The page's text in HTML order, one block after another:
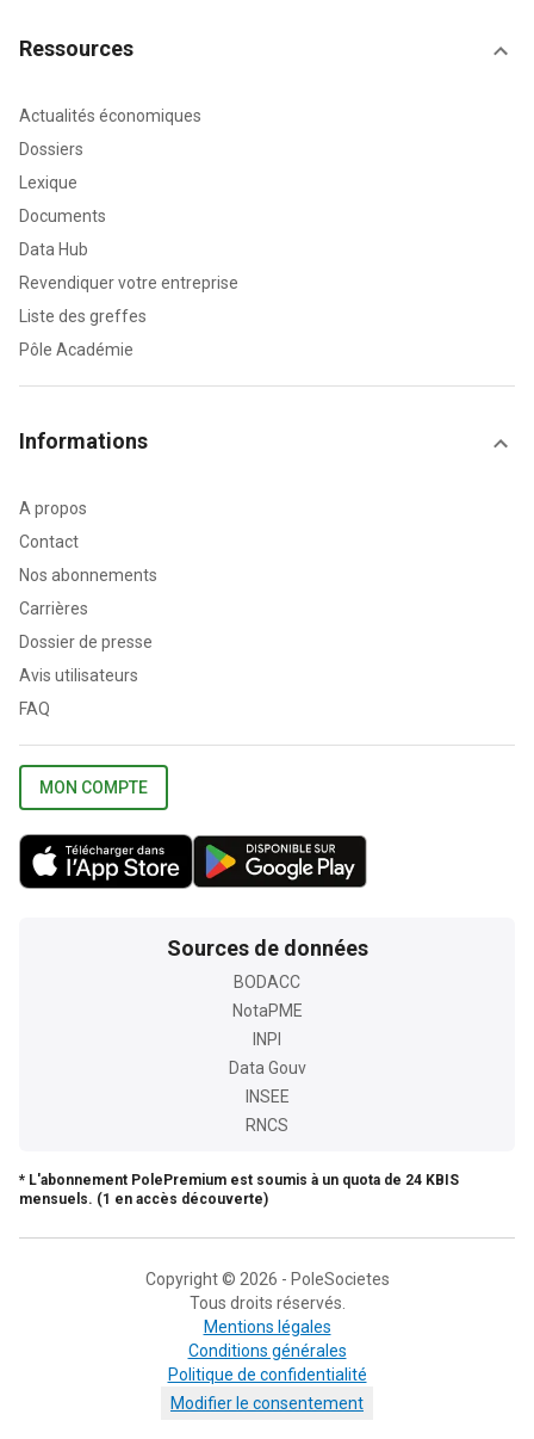
Ressources
Actualités économiques
Dossiers
Lexique
Documents
Data Hub
Revendiquer votre entreprise
Liste des greffes
Pôle Académie
Informations
A propos
Contact
Nos abonnements
Carrières
Dossier de presse
Avis utilisateurs
FAQ
MON COMPTE
Sources de données
BODACC
NotaPME
INPI
Data Gouv
INSEE
RNCS
* L'abonnement PolePremium est soumis à un quota de 24 KBIS
mensuels. (1 en accès découverte)
Copyright © 2026 - PoleSocietes
Tous droits réservés.
Mentions légales
Conditions générales
Politique de confidentialité
Modifier le consentement